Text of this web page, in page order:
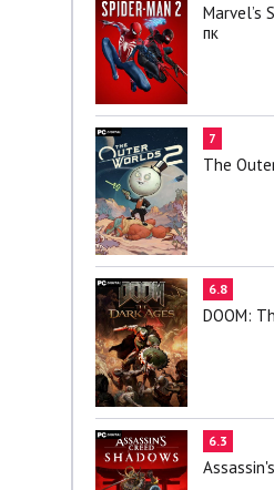
Marvel’s
пк
7
The
6.8
DOOM:
6.3